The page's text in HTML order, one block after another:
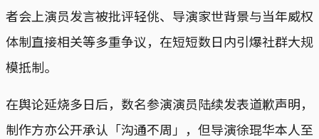
者会上演员发言被批评轻佻、导演家世背景与当年威权
体制直接相关等多重争议，在短短数日内引爆社群大规
模抵制。
在舆论延烧多日后，数名参演演员陆续发表道歉声明，
制作方亦公开承认「沟通不周」，但导演徐琨华本人至